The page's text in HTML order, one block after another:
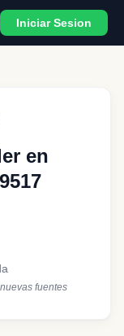
Iniciar Sesion
en
fuentes